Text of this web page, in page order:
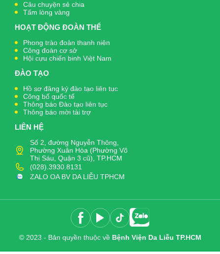
Câu chuyện sẻ chia
Tấm lòng vàng
HOẠT ĐỘNG ĐOÀN THỂ
Phong trào đoàn thanh niên
Công đoàn cơ sở
Hội cựu chiến binh Việt Nam
ĐÀO TẠO
Hồ sơ đăng ký đào tạo liên tục
Công bố quốc tế
Thông báo Đào tạo liên tục
Thông báo mời tài trợ
LIÊN HỆ
Số 2, đường Nguyễn Thông,
Phường Xuân Hòa (Phường Võ
Thị Sáu, Quận 3 cũ), TP.HCM
(028).3930.8131
ZALO OA BV DA LIỄU TPHCM
© 2023 - Bản quyền thuộc về Bệnh Viện Da Liễu TP.HCM